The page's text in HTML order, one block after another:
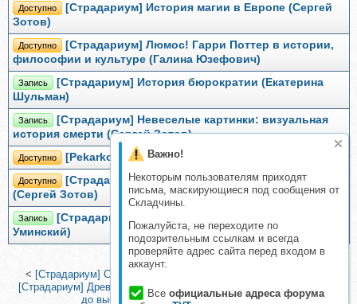
Важно!
Некоторым пользователям приходят
письма, маскирующиеся под сообщения от
Складчины.
Пожалуйста, не переходите по
подозрительным ссылкам и всегда
проверяйте адрес сайта перед входом в
аккаунт.
Все официальные адреса форума
Доступно
[Страдариум] История магии в Европе (Сергей
Зотов)
Доступно
[Страдариум] Люмос! Гарри Поттер в истории,
философии и культуре (Галина Юзефович)
Запись
[Страдариум] История бюрократии (Екатерина
Шульман)
Запись
[Страдариум] Невеселые картинки: визуальная
история смерти (Сергей Зотов)
Доступно [Pekarko] Альпийские пряники (Ольга Кащиц)
Доступно
[Страдариум] История алхимии и ее символов
(Сергей Зотов)
Запись
[Страдариум] Рождение Церкви (Алексей
Уминский)
< [Страдариум] Страдания по Шекспиру (Ника Пархомовская)
[Страдариум] Древние славяне и начальная Русь. От расселения
до выбора веры (Владимир Петрухин)>